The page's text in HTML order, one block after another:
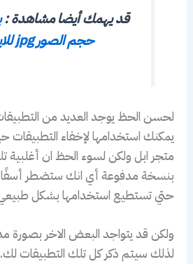
قد يهمك أيضا مشاهدة :
حجم الصور jpg للايفون
لحسن الحظ يوجد العديد من
يمكنك استخدامها لإخفاء التطبيقات
متجر ابل ولكن لسوء الحظ ان أغلبية
بنسخة مدفوعة أي انك ستضطر أسفًا
حتي تستطيع استخدامها بشكل
ولكن قد يتواجد البعض الاخر بصورة
لذلك سيتم ذكر كل تلك التطبيقات لك.